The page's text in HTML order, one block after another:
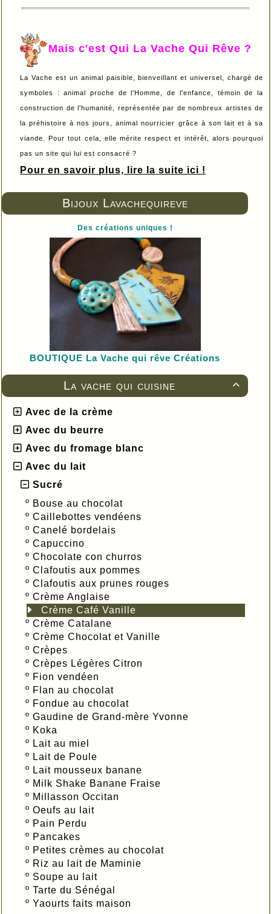
Bijoux Lavachequireve
Des créations uniques !
BOUTIQUE La Vache qui rêve Créations

La vache qui cuisine
Avec de la crème
Avec du beurre
Avec du fromage blanc
Avec du lait
Sucré
º Bouse au chocolat
º Caillebottes vendéens
º Canelé bordelais
º Capuccino
º Chocolate con churros
º Clafoutis aux pommes
º Clafoutis aux prunes rouges
º Crème Anglaise
Crème Café Vanille
º Crème Catalane
º Crème Chocolat et Vanille
º Crèpes
º Crèpes Légères Citron
º Fion vendéen
º Flan au chocolat
º Fondue au chocolat
º Gaudine de Grand-mère Yvonne
º Koka
º Lait au miel
º Lait de Poule
º Lait mousseux banane
º Milk Shake Banane Fraise
º Millasson Occitan
º Oeufs au lait
º Pain Perdu
º Pancakes
º Petites crèmes au chocolat
º Riz au lait de Maminie
º Soupe au lait
º Tarte du Sénégal
º Yaourts faits maison
Mais c'est Qui La Vache Qui Rêve ?
La Vache est un animal paisible, bienveillant et universel, chargé de
symboles : animal proche de l'Homme, de l'enfance, témoin de la
construction de l'humanité, représentée par de nombreux artistes de
la préhistoire à nos jours, animal nourricier grâce à son lait et à sa
viande. Pour tout cela, elle mérite respect et intérêt, alors pourquoi
pas un site qui lui est consacré ?
Pour en savoir plus, lire la suite ici !